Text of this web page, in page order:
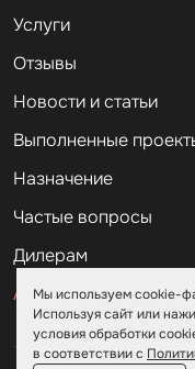
Услуги
Отзывы
Новости и статьи
Выполненные
Назначение
Частые вопросы
Дилерам
Акции
Мы используем cookie-
Используя сайт или
условия обработки
в соответствии с